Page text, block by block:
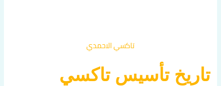
تاكسي الاحمدي
تاريخ تأسيس تاكسي